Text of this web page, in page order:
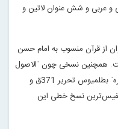
567 عنوان فارسی و عربی و شش عنوان لاتین و
از قرآن منسوب به امام حسن
همچنین نسخی چون ˈالاصول
بالا سطقسات اقلیدسˈ تحریر 342 ق و ˈالثمرهˈ بطلمیوس تحریر 371ق و
ابن مسکویه تحریر 410 ق از نفیس‌ترین نسخ خطی این